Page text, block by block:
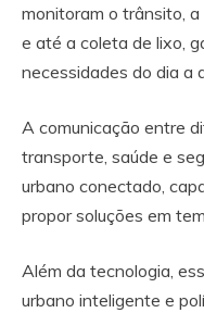
monitoram o trânsito, a
e até a coleta de lixo,
necessidades do dia a
A comunicação entre
transporte, saúde e
urbano conectado,
propor soluções em
Além da tecnologia,
urbano inteligente e